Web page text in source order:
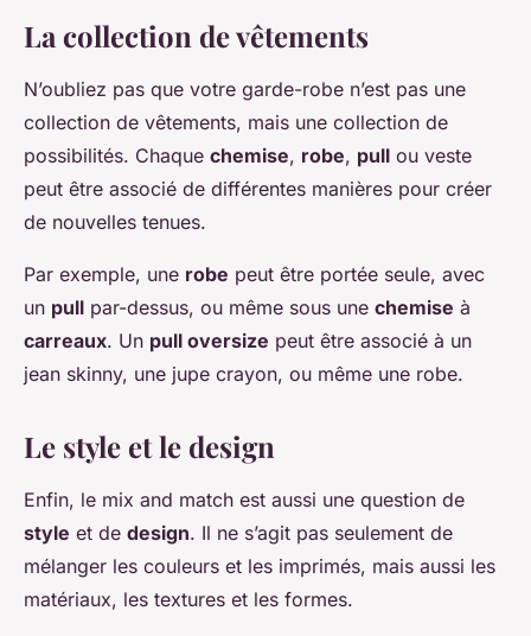
La collection de vêtements
N’oubliez pas que votre garde-robe n’est pas une
collection de vêtements, mais une collection de
possibilités. Chaque chemise, robe, pull ou veste
peut être associé de différentes manières pour créer
de nouvelles tenues.
Par exemple, une robe peut être portée seule, avec
un pull par-dessus, ou même sous une chemise à
carreaux. Un pull oversize peut être associé à un
jean skinny, une jupe crayon, ou même une robe.
Le style et le design
Enfin, le mix and match est aussi une question de
style et de design. Il ne s’agit pas seulement de
mélanger les couleurs et les imprimés, mais aussi les
matériaux, les textures et les formes.